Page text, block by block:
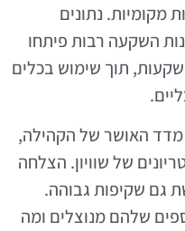
מקומיות. נתונים
השקעה רבות פיתחו
תוך שימוש בכלים
מדד האושר של הקהילה,
של שוויון. הצלחה
גם שקיפות גבוהה.
שלהם מנוצלים ומה